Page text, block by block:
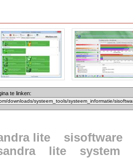
te linken:
lite
sisoftware
lite system